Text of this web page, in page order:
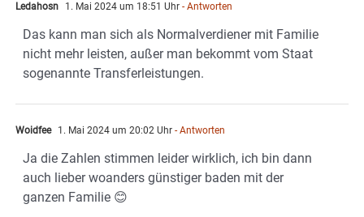
Ledahosn 1. Mai 2024 um 18:51 Uhr - Antworten
Das kann man sich als Normalverdiener mit Familie
nicht mehr leisten, außer man bekommt vom Staat
sogenannte Transferleistungen.
Woidfee 1. Mai 2024 um 20:02 Uhr - Antworten
Ja die Zahlen stimmen leider wirklich, ich bin dann
auch lieber woanders günstiger baden mit der
ganzen Familie 😊